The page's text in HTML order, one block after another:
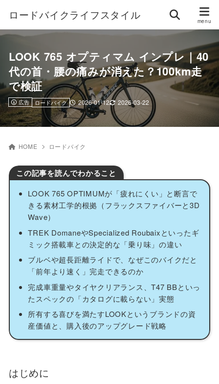
ロードバイクライフスタイル
LOOK 765 オプティマム インプレ｜40
代の首・腰の痛みが消えた？100km走
で検証
広告 2026-01-12 2026-03-22
ロードバイク
HOME ロードバイク
この記事を読んでわかること
LOOK 765 OPTIMUMが「疲れにくい」と断言で
きる素材工学的根拠（フラックスファイバーと3D
Wave）
TREK DomaneやSpecialized Roubaixといったギ
ミック搭載車との決定的な「乗り味」の違い
ブルベや超長距離ライドで、なぜこのバイクだと
「前年より速く」完走できるのか
完成車重量やタイヤクリアランス、T47 BBといっ
たスペックの「カタログに載らない」実態
所有する喜びを満たすLOOKというブランドの資
産価値と、購入後のアップグレード戦略
はじめに